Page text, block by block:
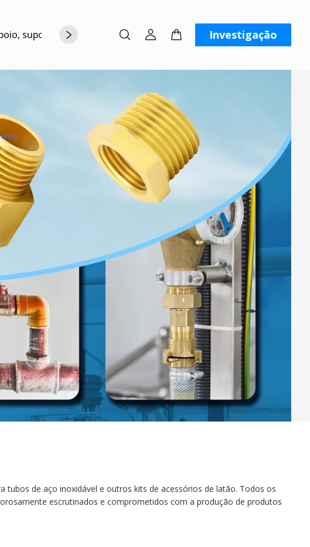
suporte Sobre nós Contate-nos Investigação
tubos de aço inoxidável e outros kits de acessórios de latão. Todos os
escrutinados e comprometidos com a produção de produtos